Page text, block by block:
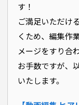
す！
ご満足いただけ
くため、編集作
メージをすり合
お手数ですが、
いたします。